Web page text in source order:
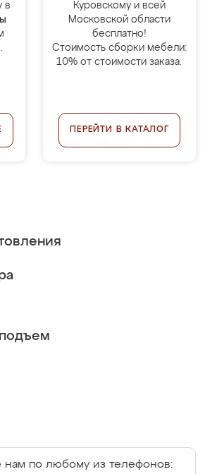
в
Куровскому и всей
Московской области
бесплатно!
Стоимость сборки мебели:
10% от стоимости заказа.
ПЕРЕЙТИ В КАТАЛОГ
нам по любому из телефонов: